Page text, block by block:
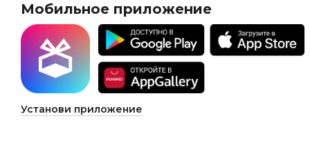
Мобильное приложение
Установи приложение